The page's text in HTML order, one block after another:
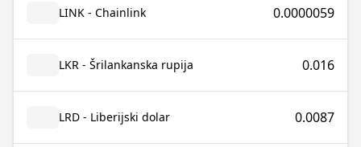
LINK - Chainlink 0.0000059
LKR - Šrilankanska rupija 0.016
LRD - Liberijski dolar 0.0087